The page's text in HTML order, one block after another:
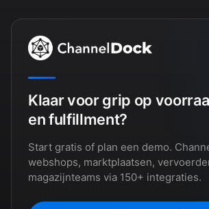
Klaar voor grip op
en fulfillment?
Start gratis of plan een demo.
webshops, marktplaatsen,
magazijnteams via 150+ integraties.